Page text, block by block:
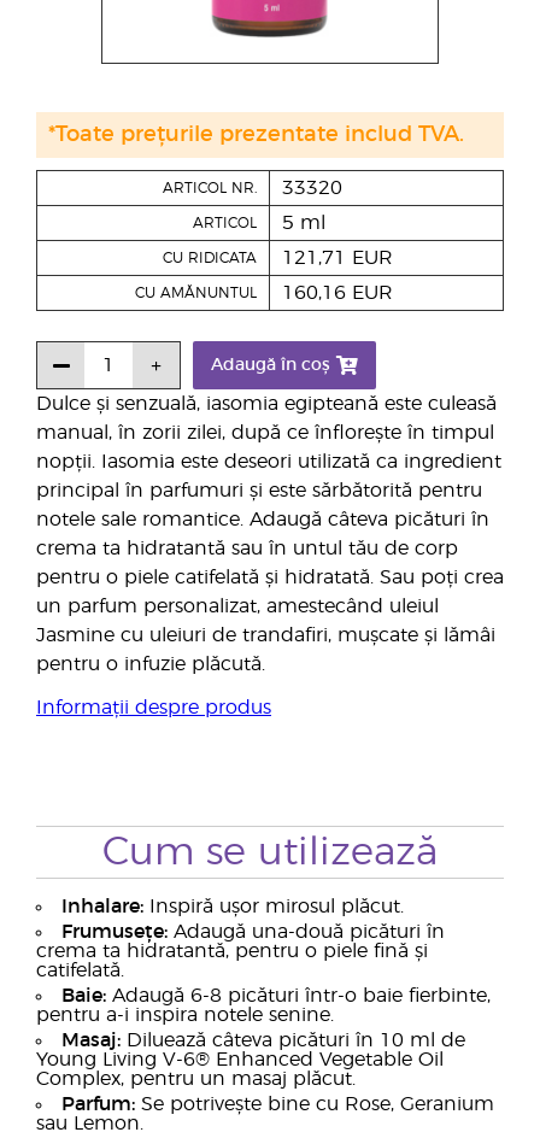
Dulce și senzuală, iasomia egipteană este culeasă
manual, în zorii zilei, după ce înflorește în timpul
nopții. Iasomia este deseori utilizată ca ingredient
principal în parfumuri și este sărbătorită pentru
notele sale romantice. Adaugă câteva picături în
crema ta hidratantă sau în untul tău de corp
pentru o piele catifelată și hidratată. Sau poți crea
un parfum personalizat, amestecând uleiul
Jasmine cu uleiuri de trandafiri, mușcate și lămâi
pentru o infuzie plăcută.
Informații despre produs
ARTICOL NR. 33320
ARTICOL 5 ml
CU RIDICATA 121,71 EUR
CU AMĂNUNTUL 160,16 EUR
Adaugă în coș
*Toate prețurile prezentate includ TVA.
Cum se utilizează
Inhalare: Inspiră ușor mirosul plăcut.
Frumusețe: Adaugă una-două picături în
crema ta hidratantă, pentru o piele fină și
catifelată.
Baie: Adaugă 6-8 picături într-o baie fierbinte,
pentru a-i inspira notele senine.
Masaj: Diluează câteva picături în 10 ml de
Young Living V-6® Enhanced Vegetable Oil
Complex, pentru un masaj plăcut.
Parfum: Se potrivește bine cu Rose, Geranium
sau Lemon.